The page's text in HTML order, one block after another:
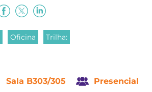
Oficina Trilha:
Sala B303/305 Presencial